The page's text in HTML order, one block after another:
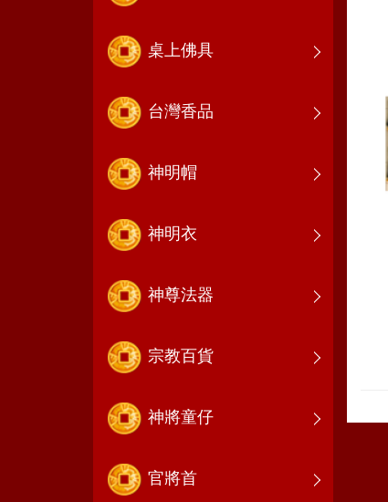
桌上佛具
台灣香品
神明帽
神明衣
神尊法器
宗教百貨
神將童仔
官將首